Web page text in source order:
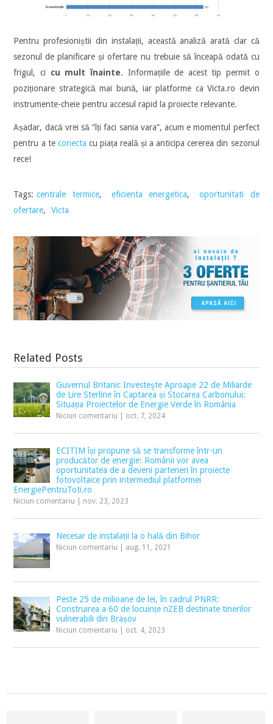
Pentru profesioniștii din instalații, această analiză arată clar că
sezonul de planificare și ofertare nu trebuie să înceapă odată cu
frigul, ci cu mult înainte. Informațiile de acest tip permit o
poziționare strategică mai bună, iar platforme ca Victa.ro devin
instrumente-cheie pentru accesul rapid la proiecte relevante.
Așadar, dacă vrei să “îți faci sania vara”, acum e momentul perfect
pentru a te conecta cu piața reală și a anticipa cererea din sezonul
rece!
Tags: centrale termice, eficienta energetica,
oportunitati de
ofertare, Victa
Related Posts
Guvernul Britanic Investeşte Aproape 22 de Miliarde
de Lire Sterline în Captarea și Stocarea Carbonului:
Situația Proiectelor de Energie Verde în România
Niciun comentariu oct. 7, 2024
ECITIM își propune să se transforme într-un
producător de energie: Românii vor avea
oportunitatea de a deveni parteneri în proiecte
fotovoltaice prin intermediul platformei
EnergiePentruToti.ro
Niciun comentariu nov. 23, 2023
Necesar de instalații la o hală din Bihor
Niciun comentariu aug. 11, 2021
Peste 25 de milioane de lei, în cadrul PNRR:
Construirea a 60 de locuințe nZEB destinate tinerilor
vulnerabili din Brașov
Niciun comentariu oct. 4, 2023